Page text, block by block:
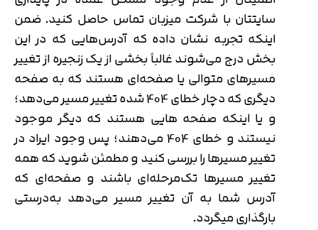
‌سایتتان با شرکت میزبان تماس حاصل کنید. ضمن
اینکه تجربه نشان داده که آدرس‌هایی که در این
بخش درج می‌شوند غالباً بخشی از یک زنجیره از تغییر
مسیرهای متوالی یا صفحه‌ای هستند که به صفحه
دیگری که دچار خطای 404 شده تغییر مسیر می‌دهد؛
و یا اینکه صفحه هایی هستند که دیگر موجود
نیستند و خطای 404 می‌دهند؛ پس وجود ایراد در
تغییر مسیرها را بررسی کنید و مطمئن شوید که همه
تغییر مسیرها تک‌مرحله‌ای باشند و صفحه‌ای که
آدرس شما به آن تغییر مسیر می‌دهد به‌درستی
بارگذاری میگردد.